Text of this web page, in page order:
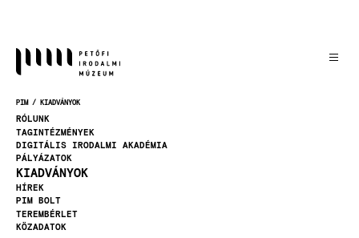
MORZSA
PIM KIADVÁNYOK
RÓLUNK
TAGINTÉZMÉNYEK
DIGITÁLIS IRODALMI AKADÉMIA
PÁLYÁZATOK
KIADVÁNYOK
HÍREK
PIM BOLT
TEREMBÉRLET
KÖZADATOK